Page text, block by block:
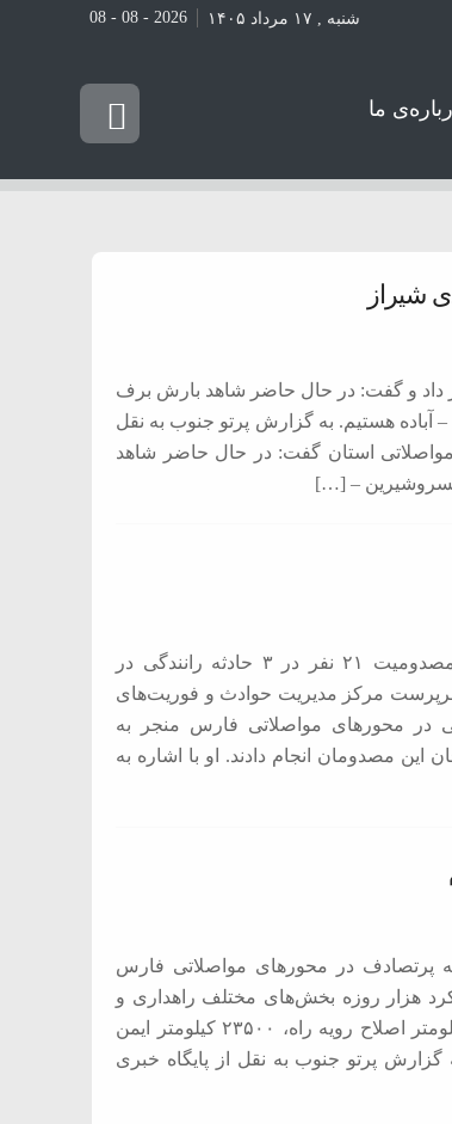
شنبه , ۱۷ مرداد ۱۴۰۵ 2026 - 08 - 08
ما
شیراز
داد و گفت: در حال حاضر شاهد بارش برف
آباده هستیم. به گزارش پرتو جنوب به نقل
مواصلاتی استان گفت: در حال حاضر شاهد
خسروشیرین – […]
سرپرست اورژانس فارس ضمن تاکید به رانندگی ایمن در جاده‌ها، از مصدومیت ۲۱ نفر در ۳ حادثه رانندگی در
مرکز مدیریت حوادث و فوریت‌های
هشتم فروردین ماه، ۳ حادثه رانندگی در محور‌های مواصلاتی فارس منجر به
جان این مصدومان انجام دادند. او با اشاره به
ایمن سازی، ۱۷هزار کیلومتر خط کشی و رفع ۱۷۴نقطه پرتصادف در محورهای مواصلاتی فارس
هزار روزه بخش‌های مختلف راهداری و
حمل و نقل جاده‌ای فارس در دولت سیزدهم پرداخت که شامل ۴۲۰۰ کیلومتر اصلاح رویه راه، ۲۳۵۰۰ کیلومتر ایمن
پرتصادف می‌شود. به گزارش پرتو جنوب به نقل از پایگاه خبری